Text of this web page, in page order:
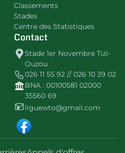
Classements
Stades
Centre des Statistiques
Contact
Stade 1er Novembre Tizi-
Ouzou
026 11 55 92 // 026 10 39 02
BNA : 00100581 02000
35560 69
liguewto@gmail.com